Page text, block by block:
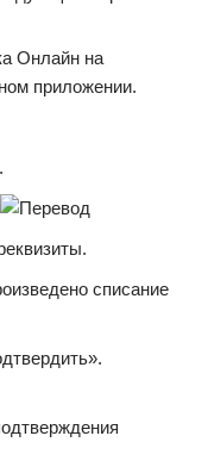
Онлайн на
приложении.
списание